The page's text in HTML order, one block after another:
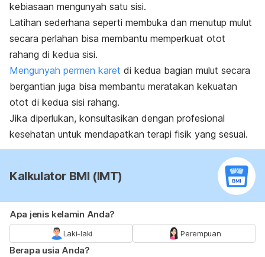
kebiasaan mengunyah satu sisi.
Latihan sederhana seperti membuka dan menutup mulut
secara perlahan bisa membantu memperkuat otot
rahang di kedua sisi.
Mengunyah permen karet di kedua bagian mulut secara
bergantian juga bisa membantu meratakan kekuatan
otot di kedua sisi rahang.
Jika diperlukan, konsultasikan dengan profesional
kesehatan untuk mendapatkan terapi fisik yang sesuai.
Kalkulator BMI (IMT)
Apa jenis kelamin Anda?
Laki-laki Perempuan
Berapa usia Anda?